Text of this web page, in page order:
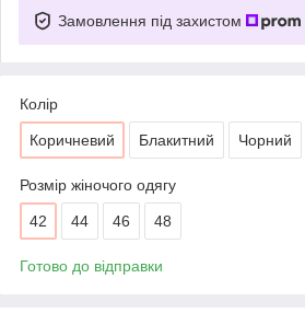
Замовлення під захистом
Колір
Коричневий Блакитний Чорний
Розмір жіночого одягу
42 44 46 48
Готово до відправки